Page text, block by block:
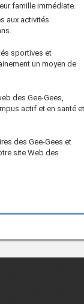
famille immédiate.
aux activités
sportives et
un moyen de
des Gee-Gees,
actif et en santé et
des Gee-Gees et
site Web des